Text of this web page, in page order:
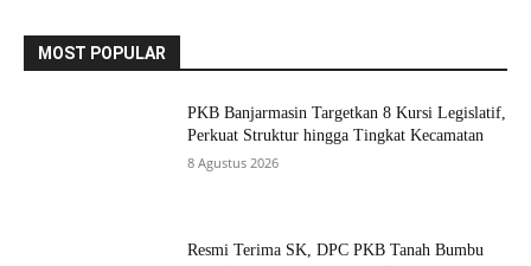
MOST POPULAR
PKB Banjarmasin Targetkan 8 Kursi Legislatif,
Perkuat Struktur hingga Tingkat Kecamatan
8 Agustus 2026
Resmi Terima SK, DPC PKB Tanah Bumbu